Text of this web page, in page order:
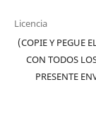
Licencia
(COPIE Y PEGUE
CON TODOS
PRESENTE